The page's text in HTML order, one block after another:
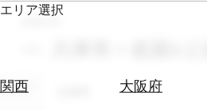
エリア選択
関西 大阪府
エ
search
エリア